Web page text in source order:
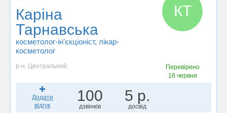
Каріна
Тарнавська
косметолог-ін'єкціоніст, лікар-
косметолог
КТ
р-н. Центральний
Перевірено
16 червня
Додати
відгук
100
дзвінків
5 р.
досвід